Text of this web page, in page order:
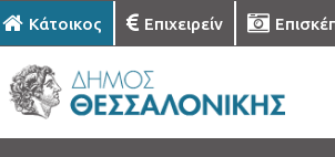
Κάτοικος Επιχειρείν